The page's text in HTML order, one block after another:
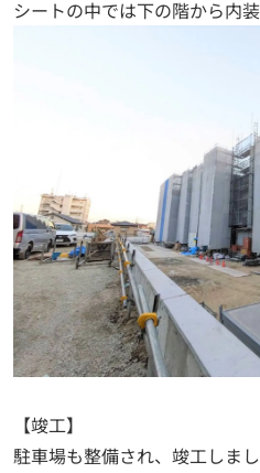
シートの中では下の階から内
【竣工】
駐車場も整備され、竣工しま